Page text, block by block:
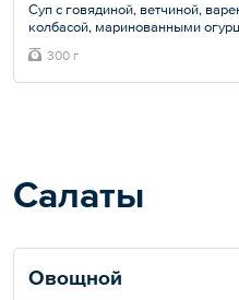
Суп с говядиной, ветчиной,
колбасой, маринованными
луком, зеленью и маслинами.
лимоном и сметаной.
300 г
Салаты
Овощной